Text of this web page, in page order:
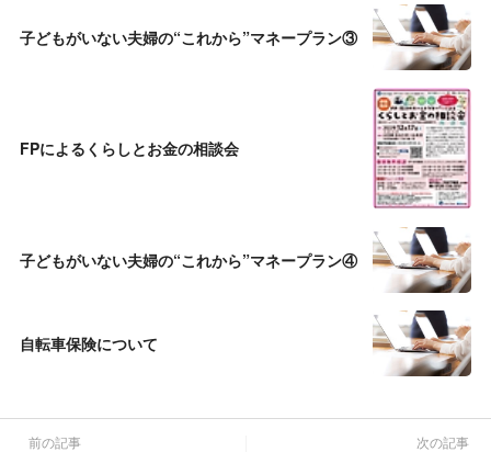
子どもがいない夫婦の“これから”マネープラン③
FPによるくらしとお金の相談会
子どもがいない夫婦の“これから”マネープラン④
自転車保険について
前の記事 次の記事